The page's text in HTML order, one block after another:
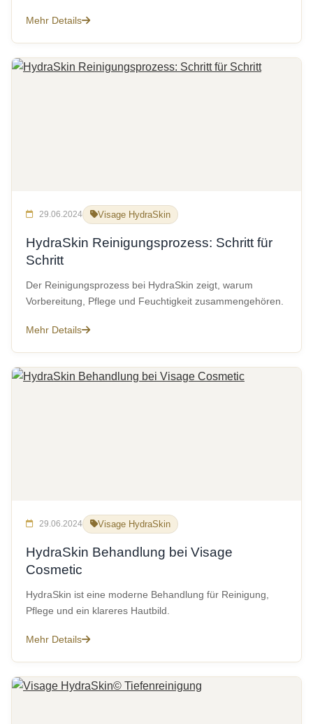
Mehr Details
29.06.2024 Visage HydraSkin
HydraSkin Reinigungsprozess: Schritt für
Schritt
Der Reinigungsprozess bei HydraSkin zeigt, warum
Vorbereitung, Pflege und Feuchtigkeit zusammengehören.
Mehr Details
29.06.2024 Visage HydraSkin
HydraSkin Behandlung bei Visage
Cosmetic
HydraSkin ist eine moderne Behandlung für Reinigung,
Pflege und ein klareres Hautbild.
Mehr Details